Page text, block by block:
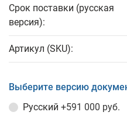
Срок поставки (русская
версия):
Артикул (SKU):
Выберите версию
Русский +591 000 руб.